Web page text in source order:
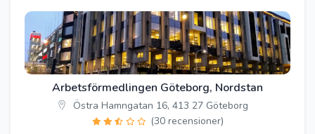
Arbetsförmedlingen Göteborg, Nordstan
Östra Hamngatan 16, 413 27 Göteborg
(30 recensioner)